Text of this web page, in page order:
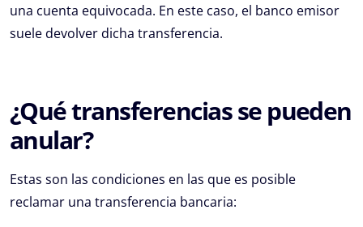
una cuenta equivocada. En este caso, el banco emisor
suele devolver dicha transferencia.
¿Qué transferencias se pueden
anular?
Estas son las condiciones en las que es posible
reclamar una transferencia bancaria: